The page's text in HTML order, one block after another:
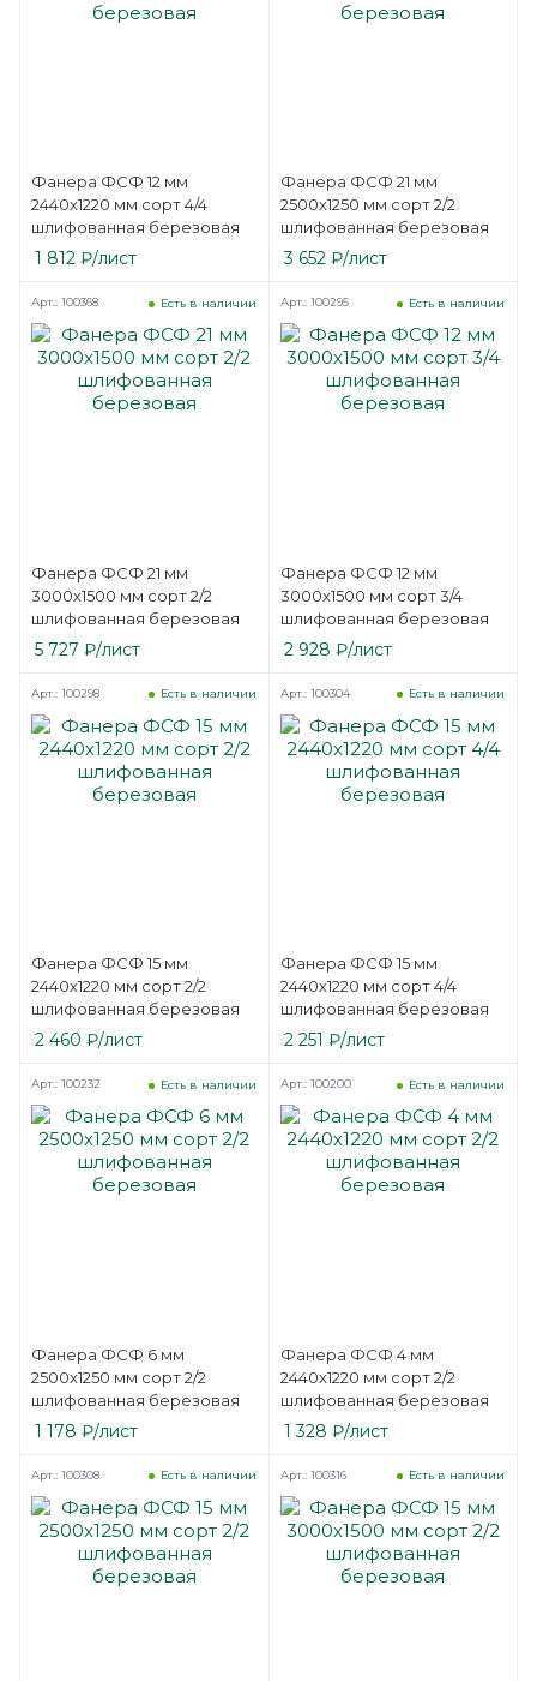
Фанера ФСФ 12 мм
2440х1220 мм сорт 4/4
шлифованная березовая
1 812 ₽/лист
Фанера ФСФ 21 мм
2500х1250 мм сорт 2/2
шлифованная березовая
3 652₽/лист
Фанера ФСФ 21 мм
3000х1500 мм сорт 2/2
шлифованная березовая
Есть в наличии
Арт.: 100368
5 727 ₽/лист
Фанера ФСФ 12 мм
3000х1500 мм сорт 3/4
шлифованная березовая
Есть в наличии
Арт.: 100295
2 928 ₽/лист
Фанера ФСФ 15 мм
2440х1220 мм сорт 2/2
шлифованная березовая
Есть в наличии
Арт.: 100298
2 460 ₽/лист
Фанера ФСФ 15 мм
2440х1220 мм сорт 4/4
шлифованная березовая
Есть в наличии
Арт.: 100304
2 251 ₽/лист
Фанера ФСФ 6 мм
2500х1250 мм сорт 2/2
шлифованная березовая
Есть в наличии
Арт.: 100232
1 178 ₽/лист
Фанера ФСФ 4 мм
2440х1220 мм сорт 2/2
шлифованная березовая
Есть в наличии
Арт.: 100200
1 328 ₽/лист
Есть в наличии
Арт.: 100308 Есть в наличии
Арт.: 100316